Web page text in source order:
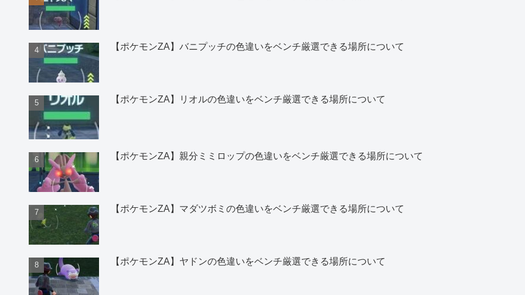
【ポケモンZA】バニプッチの色違いをベンチ厳選できる場所について
【ポケモンZA】リオルの色違いをベンチ厳選できる場所について
【ポケモンZA】親分ミミロップの色違いをベンチ厳選できる場所について
【ポケモンZA】マダツボミの色違いをベンチ厳選できる場所について
【ポケモンZA】ヤドンの色違いをベンチ厳選できる場所について